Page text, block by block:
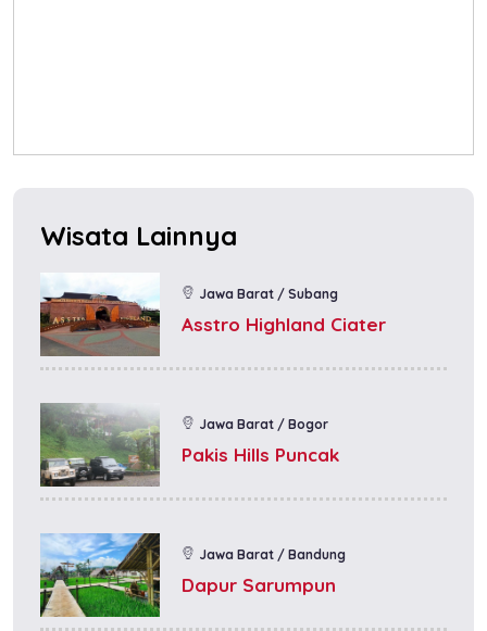
Wisata Lainnya
Jawa Barat / Subang
Asstro Highland Ciater
Jawa Barat / Bogor
Pakis Hills Puncak
Jawa Barat / Bandung
Dapur Sarumpun